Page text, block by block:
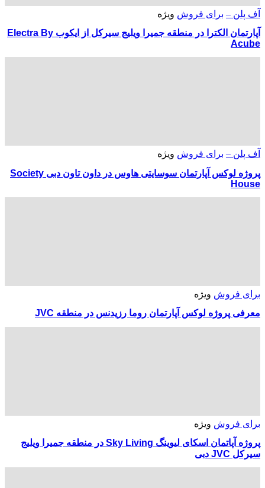
آف پلن – برای فروش ویژه
آپارتمان الکترا در منطقه جمیرا ویلیج سیرکل از ایکوب Electra By
Acube
آف پلن – برای فروش ویژه
پروژه لوکس آپارتمان سوسایتی هاوس در داون تاون دبی Society
House
برای فروش ویژه
معرفی پروژه لوکس آپارتمان روما رزیدنس در منطقه JVC
برای فروش ویژه
پروژه آپاتمان اسکای لیوینگ Sky Living در منطقه جمیرا ویلیج
سیرکل JVC دبی